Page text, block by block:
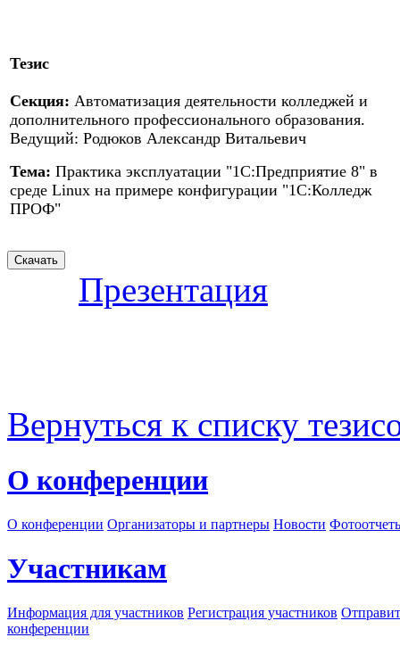
Тезис
Секция: Автоматизация деятельности колледжей и
дополнительного профессионального образования.
Ведущий: Родюков Александр Витальевич
Тема: Практика эксплуатации "1С:Предприятие 8" в
среде Linux на примере конфигурации "1С:Колледж
ПРОФ"
Презентация
Вернуться к списку
О конференции
О конференции Организаторы и партнеры Новости
Участникам
Информация для участников Регистрация участников
конференции